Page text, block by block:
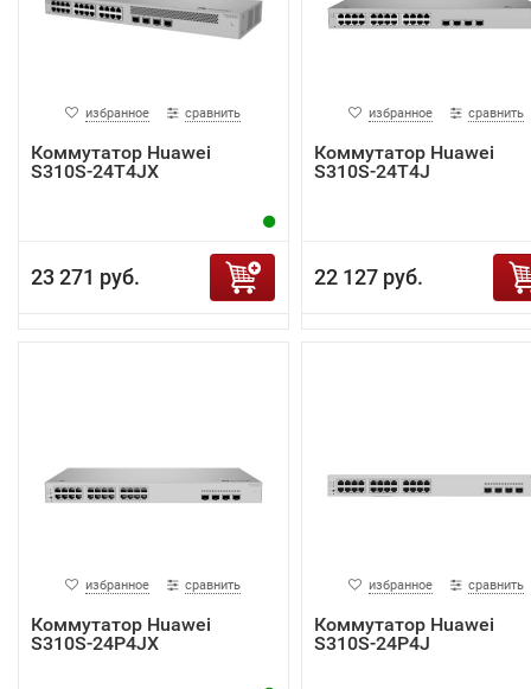
избранное сравнить
Коммутатор Huawei
S310S-24T4JX
23 271 руб.
избранное сравнить
Коммутатор Huawei
S310S-24T4J
22 127 руб.
избранное сравнить
Коммутатор Huawei
S310S-24P4JX
избранное сравнить
Коммутатор Huawei
S310S-24P4J